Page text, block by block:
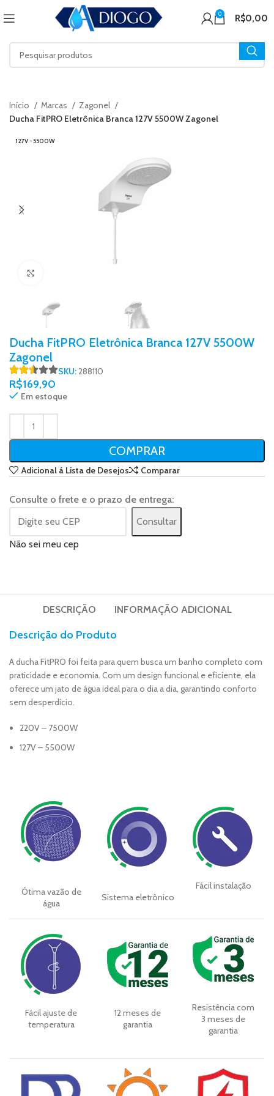
0 R$0,00
Início Marcas
Zagonel
Ducha FitPRO Eletrônica Branca 127V 5500W Zagonel
127V - 5500W
Ducha FitPRO Eletrônica Branca 127V 5500W
Zagonel
SKU:288110
R$169,90
Em estoque
COMPRAR
Adicional á Lista de Desejos Comparar
Consulte o frete e o prazo de entrega:
Consultar
Não sei meu cep
DESCRIÇÃO INFORMAÇÃO ADICIONAL
Descrição do Produto
A ducha FitPRO foi feita para quem busca um banho completo com
praticidade e economia. Com um design funcional e eficiente, ela
oferece um jato de água ideal para o dia a dia, garantindo conforto
sem desperdício.
220V – 7500W
127V – 5500W
Ótima vazão de
água
Sistema eletrônico
Fácil instalação
Fácil ajuste de
temperatura
12 meses de
garantia
Resistência com
3 meses de
garantia